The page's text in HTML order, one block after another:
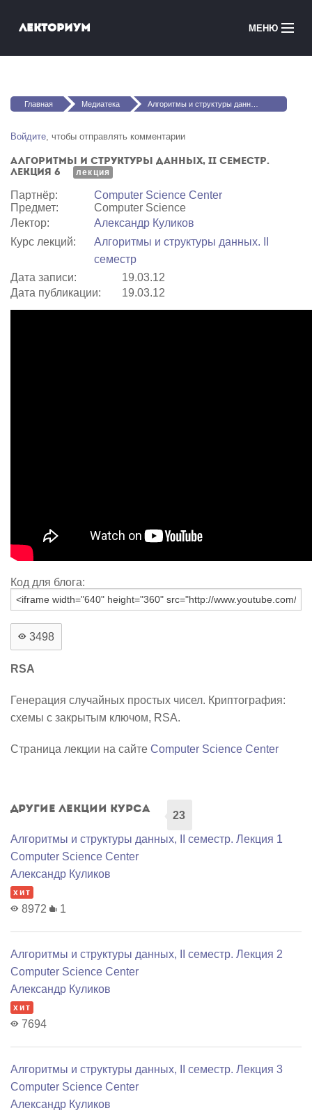
Лекториум МЕНЮ
Медиатека
Courses in English
Вы здесь
Главная Медиатека Алгоритмы и структуры данных, II семестр. Лекция 6
Войдите, чтобы отправлять комментарии
Алгоритмы и структуры данных, II семестр.
Лекция 6
лекция
Партнёр:
Computer Science Center
Предмет:
Computer Science
Лектор:
Александр Куликов
Курс лекций:
Алгоритмы и структуры данных. II
семестр
Дата записи:
19.03.12
Дата публикации:
19.03.12
Код для блога:
3498
RSA
Генерация случайных простых чисел. Криптография:
схемы с закрытым ключом, RSA.
Страница лекции на сайте Computer Science Center
Другие лекции курса
23
Алгоритмы и структуры данных, II семестр. Лекция 1
Computer Science Center
Александр Куликов
хит
8972 1
Алгоритмы и структуры данных, II семестр. Лекция 2
Computer Science Center
Александр Куликов
хит
7694
Алгоритмы и структуры данных, II семестр. Лекция 3
Computer Science Center
Александр Куликов